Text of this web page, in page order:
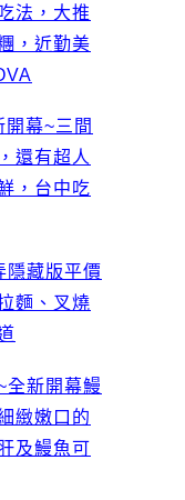
法，大推
，近勤美
開幕~三間
還有超人
，台中吃
隱藏版平價
麵、叉燒
全新開幕鰻
緻嫩口的
及鰻魚可